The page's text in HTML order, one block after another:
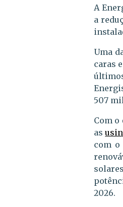
A
a
Uma
caras
507
Com
as
com o
2026.